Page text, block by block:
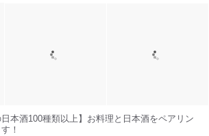
日本酒100種類以上】お料理と日本酒をペアリン
！